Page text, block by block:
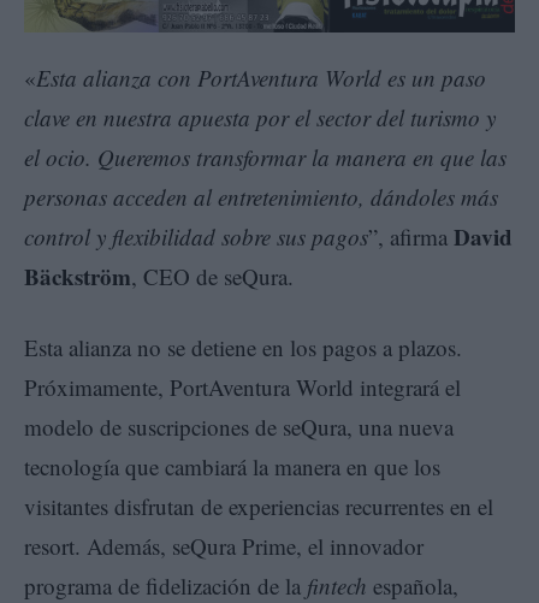
«Esta alianza con PortAventura World es un paso
clave en nuestra apuesta por el sector del turismo y
el ocio. Queremos transformar la manera en que las
personas acceden al entretenimiento, dándoles más
control y flexibilidad sobre sus pagos”, afirma David
Bäckström, CEO de seQura.
Esta alianza no se detiene en los pagos a plazos.
Próximamente, PortAventura World integrará el
modelo de suscripciones de seQura, una nueva
tecnología que cambiará la manera en que los
visitantes disfrutan de experiencias recurrentes en el
resort. Además, seQura Prime, el innovador
programa de fidelización de la fintech española,